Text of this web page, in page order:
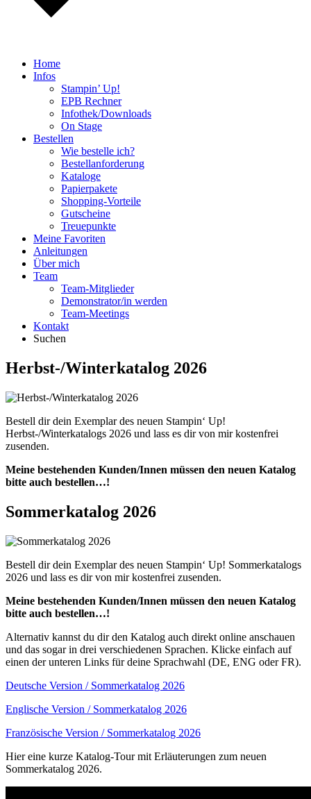
Home
Infos
Stampin’ Up!
EPB Rechner
Infothek/Downloads
On Stage
Bestellen
Wie bestelle ich?
Bestellanforderung
Kataloge
Papierpakete
Shopping-Vorteile
Gutscheine
Treuepunkte
Meine Favoriten
Anleitungen
Über mich
Team
Team-Mitglieder
Demonstrator/in werden
Team-Meetings
Kontakt
Suchen
Herbst-/Winterkatalog 2026
Bestell dir dein Exemplar des neuen Stampin‘ Up!
Herbst-/Winterkatalogs 2026 und lass es dir von mir kostenfrei
zusenden.
Meine bestehenden Kunden/Innen müssen den neuen Katalog
bitte auch bestellen…!
Sommerkatalog 2026
Bestell dir dein Exemplar des neuen Stampin‘ Up! Sommerkatalogs
2026 und lass es dir von mir kostenfrei zusenden.
Meine bestehenden Kunden/Innen müssen den neuen Katalog
bitte auch bestellen…!
Alternativ kannst du dir den Katalog auch direkt online anschauen
und das sogar in drei verschiedenen Sprachen. Klicke einfach auf
einen der unteren Links für deine Sprachwahl (DE, ENG oder FR).
Deutsche Version / Sommerkatalog 2026
Englische Version / Sommerkatalog 2026
Französische Version / Sommerkatalog 2026
Hier eine kurze Katalog-Tour mit Erläuterungen zum neuen
Sommerkatalog 2026.